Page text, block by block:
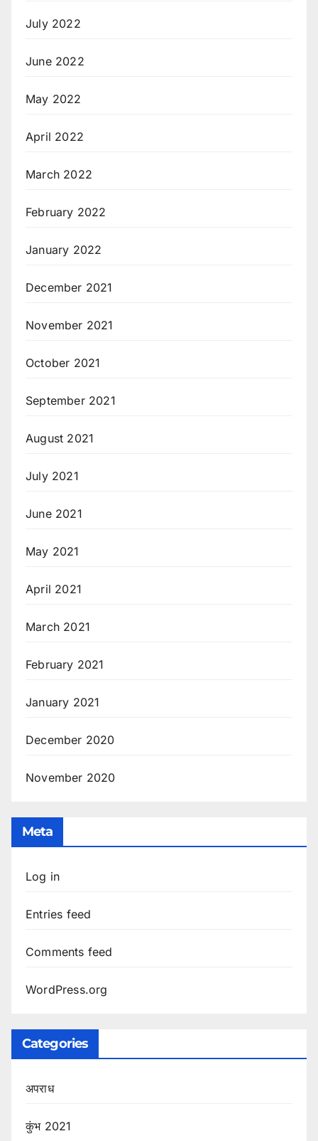
July 2022
June 2022
May 2022
April 2022
March 2022
February 2022
January 2022
December 2021
November 2021
October 2021
September 2021
August 2021
July 2021
June 2021
May 2021
April 2021
March 2021
February 2021
January 2021
December 2020
November 2020
Meta
Log in
Entries feed
Comments feed
WordPress.org
Categories
अपराध
कुंभ 2021